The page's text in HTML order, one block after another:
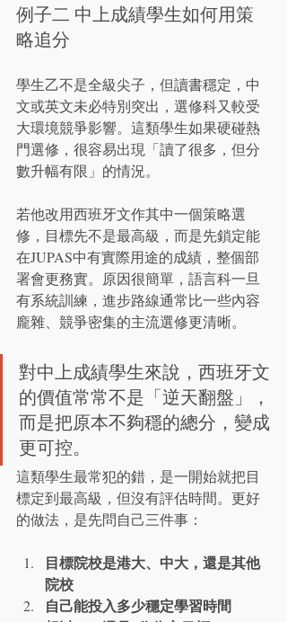
例子二 中上成績學生如何用策
略追分
學生乙不是全級尖子，但讀書穩定，中
文或英文未必特別突出，選修科又較受
大環境競爭影響。這類學生如果硬碰熱
門選修，很容易出現「讀了很多，但分
數升幅有限」的情況。
若他改用西班牙文作其中一個策略選
修，目標先不是最高級，而是先鎖定能
在JUPAS中有實際用途的成績，整個部
署會更務實。原因很簡單，語言科一旦
有系統訓練，進步路線通常比一些內容
龐雜、競爭密集的主流選修更清晰。
對中上成績學生來說，西班牙文
的價值常常不是「逆天翻盤」，
而是把原本不夠穩的總分，變成
更可控。
這類學生最常犯的錯，是一開始就把目
標定到最高級，但沒有評估時間。更好
的做法，是先問自己三件事：
目標院校是港大、中大，還是其他
院校
自己能投入多少穩定學習時間